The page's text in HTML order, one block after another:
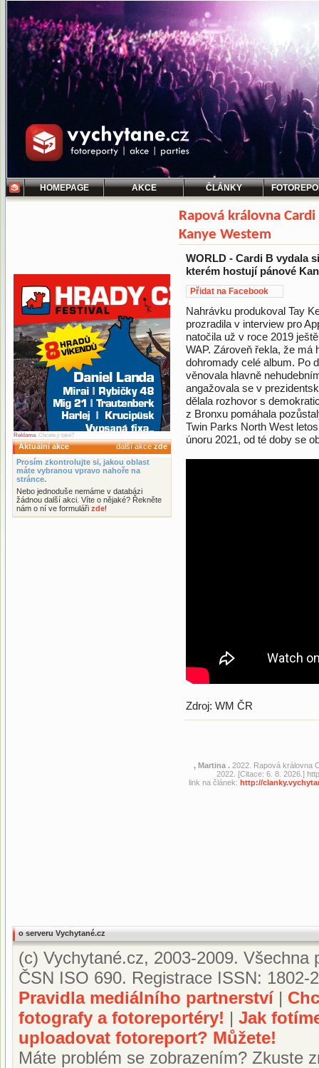
HOMEPAGE AKCE ČLÁNKY
Reklama. Chcete ji také?
Aktuální akce další akcezde
Prosím zkontrolujte si, jakou oblast
máte vybranou vpravo nahoře na
stránce.
Nebo jednoduše nemáme v databázi
žádnou další akci. Víte o nějaké? Řekněte
nám o ní ve formuláři zde!
Rapová královna
Kanye Westem
WORLD - Cardi B vydala
kterém hostují pánové
Přidat na Facebook
Nahrávku produkoval Tay
prozradila v interview pro
natočila už v roce 2019
WAP. Zároveň řekla, že má
dohromady celé album. Po
věnovala hlavně
angažovala se v
dělala rozhovor s
z Bronxu pomáhala
Twin Parks North West
únoru 2021, od té doby se
Zdroj: WM ČR
, Martina . 2022. Rapová královna
2022. [Citace: 6. 8. 2026.]
link na článek: http://
o serveru Vychytané.cz
(c) Vychytané.cz, 2003-2009.
ČSN ISO 690. Registrace ISSN: 1802-
Pravidla mediálního partnerství|
fotografy a fotoreportéry! | Jak
uploadovat fotoreport? Můžete!
Máte problém se zobrazením? Zkuste